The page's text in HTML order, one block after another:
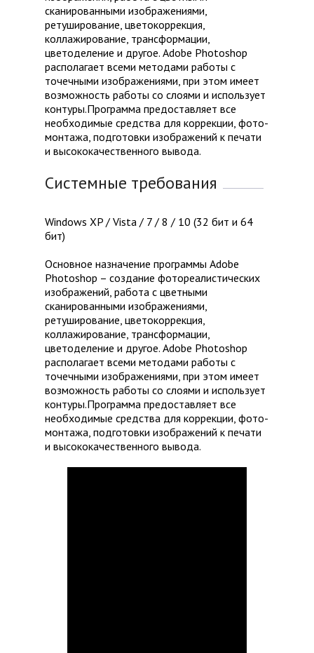
сканированными изображениями,
ретуширование, цветокоррекция,
коллажирование, трансформации,
цветоделение и другое. Adobe Photoshop
располагает всеми методами работы с
точечными изображениями, при этом имеет
возможность работы со слоями и использует
контуры.Программа предоставляет все
необходимые средства для коррекции, фото-
монтажа, подготовки изображений к печати
и высококачественного вывода.
Системные требования
Windows XP / Vista / 7 / 8 / 10 (32 бит и 64
бит)
Основное назначение программы Adobe
Photoshop – создание фотореалистических
изображений, работа с цветными
сканированными изображениями,
ретуширование, цветокоррекция,
коллажирование, трансформации,
цветоделение и другое. Adobe Photoshop
располагает всеми методами работы с
точечными изображениями, при этом имеет
возможность работы со слоями и использует
контуры.Программа предоставляет все
необходимые средства для коррекции, фото-
монтажа, подготовки изображений к печати
и высококачественного вывода.